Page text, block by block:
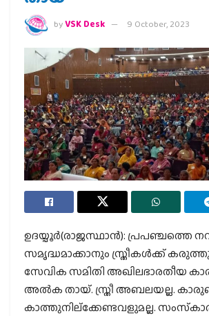
byVSK Desk 9 October, 2023
ഉദയ്പൂര്‍(രാജസ്ഥാന്‍): പ്രപഞ്ചത്തെ
സമൃദ്ധമാക്കാനും സ്ത്രീകള്‍ക്ക്
സേവിക സമിതി അഖിലഭാരതീയ
അല്‍ക തായ്. സ്ത്രീ അബലയല്ല.
കാത്തുനില്‌ക്കേണ്ടവളുമല്ല.